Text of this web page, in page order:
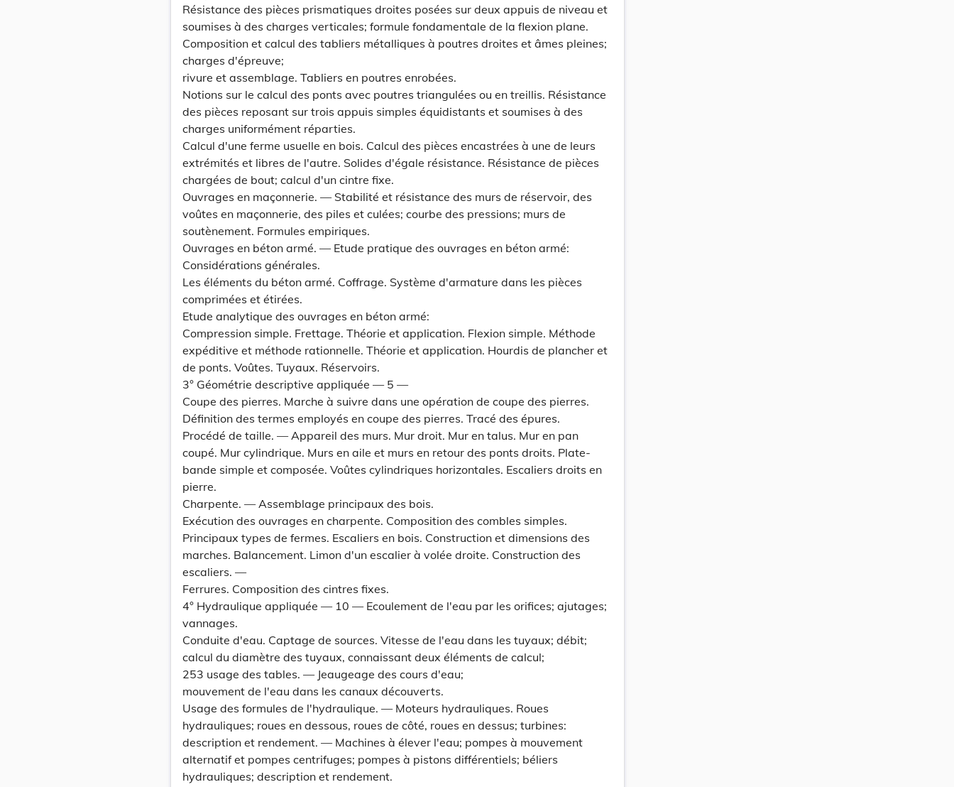
Résistance des pièces prismatiques droites posées sur deux appuis de niveau et
soumises à des charges verticales; formule fondamentale de la flexion plane.
Composition et calcul des tabliers métalliques à poutres droites et âmes pleines;
charges d'épreuve;
rivure et assemblage. Tabliers en poutres enrobées.
Notions sur le calcul des ponts avec poutres triangulées ou en treillis. Résistance
des pièces reposant sur trois appuis simples équidistants et soumises à des
charges uniformément réparties.
Calcul d'une ferme usuelle en bois. Calcul des pièces encastrées à une de leurs
extrémités et libres de l'autre. Solides d'égale résistance. Résistance de pièces
chargées de bout; calcul d'un cintre fixe.
Ouvrages en maçonnerie. — Stabilité et résistance des murs de réservoir, des
voûtes en maçonnerie, des piles et culées; courbe des pressions; murs de
soutènement. Formules empiriques.
Ouvrages en béton armé. — Etude pratique des ouvrages en béton armé:
Considérations générales.
Les éléments du béton armé. Coffrage. Système d'armature dans les pièces
comprimées et étirées.
Etude analytique des ouvrages en béton armé:
Compression simple. Frettage. Théorie et application. Flexion simple. Méthode
expéditive et méthode rationnelle. Théorie et application. Hourdis de plancher et
de ponts. Voûtes. Tuyaux. Réservoirs.
3° Géométrie descriptive appliquée — 5 —
Coupe des pierres. Marche à suivre dans une opération de coupe des pierres.
Définition des termes employés en coupe des pierres. Tracé des épures.
Procédé de taille. — Appareil des murs. Mur droit. Mur en talus. Mur en pan
coupé. Mur cylindrique. Murs en aile et murs en retour des ponts droits. Plate-
bande simple et composée. Voûtes cylindriques horizontales. Escaliers droits en
pierre.
Charpente. — Assemblage principaux des bois.
Exécution des ouvrages en charpente. Composition des combles simples.
Principaux types de fermes. Escaliers en bois. Construction et dimensions des
marches. Balancement. Limon d'un escalier à volée droite. Construction des
escaliers. —
Ferrures. Composition des cintres fixes.
4° Hydraulique appliquée — 10 — Ecoulement de l'eau par les orifices; ajutages;
vannages.
Conduite d'eau. Captage de sources. Vitesse de l'eau dans les tuyaux; débit;
calcul du diamètre des tuyaux, connaissant deux éléments de calcul;
253 usage des tables. — Jeaugeage des cours d'eau;
mouvement de l'eau dans les canaux découverts.
Usage des formules de l'hydraulique. — Moteurs hydrauliques. Roues
hydrauliques; roues en dessous, roues de côté, roues en dessus; turbines:
description et rendement. — Machines à élever l'eau; pompes à mouvement
alternatif et pompes centrifuges; pompes à pistons différentiels; béliers
hydrauliques; description et rendement.